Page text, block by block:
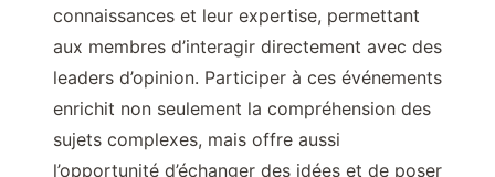
connaissances et leur expertise, permettant
aux membres d’interagir directement avec des
leaders d’opinion. Participer à ces événements
enrichit non seulement la compréhension des
sujets complexes, mais offre aussi
l’opportunité d’échanger des idées et de poser